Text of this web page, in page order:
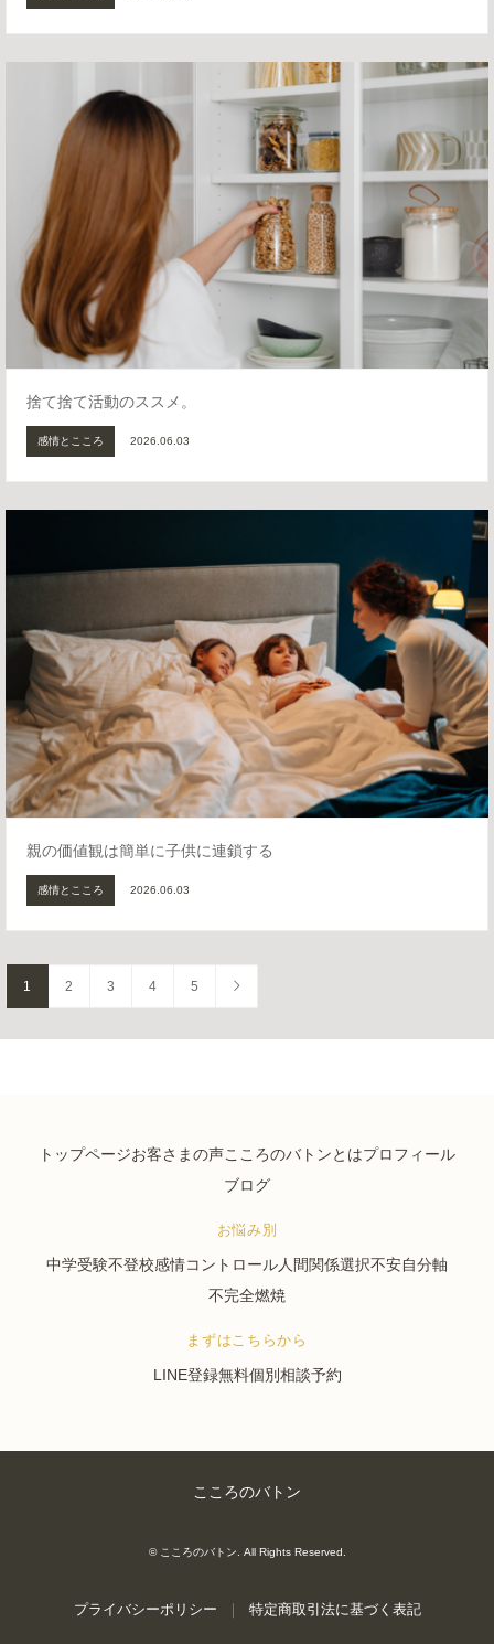
捨て捨て活動のススメ。
感情とこころ 2026.06.03
親の価値観は簡単に子供に連鎖する
感情とこころ 2026.06.03
1 2 3 4 5
トップページお客さまの声こころのバトンとはプロフィール
ブログ
お悩み別
中学受験不登校感情コントロール人間関係選択不安自分軸
不完全燃焼
まずはこちらから
LINE登録無料個別相談予約
こころのバトン
© こころのバトン . All Rights Reserved.
プライバシーポリシー 特定商取引法に基づく表記